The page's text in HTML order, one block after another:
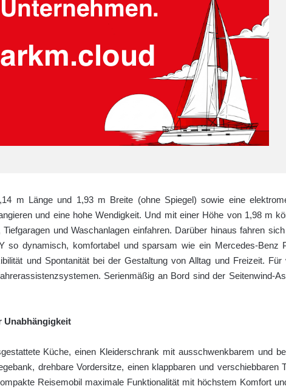
m Länge und 1,93 m Breite (ohne Spie­gel) sowie eine
und eine hohe Wendigkeit. Und mit einer Höhe von 1,98 m
und Waschanlagen ein­fahren. Darüber hinaus fahren
so dynamisch, komfortabel und sparsam wie ein Mercedes-Benz
und Spontanität bei der Gestaltung von Alltag und Freizeit. Für
Serienmäßig an Bord sind der Seitenwind-
Unabhängigkeit
Küche, einen Kleiderschrank mit ausschwenkbarem und
drehbare Vordersitze, einen klappbaren und verschiebbaren
Reisemobil maximale Funktio­nalität mit höchstem Komfort